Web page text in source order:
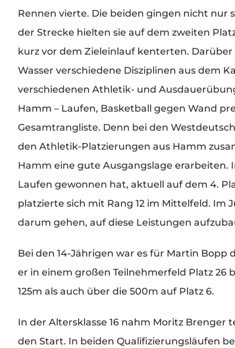
Rennen vierte. Die beiden gingen nicht nur
der Strecke hielten sie auf dem zweiten
kurz vor dem Zieleinlauf kenterten.
Wasser verschiedene Disziplinen aus dem
verschiedenen Athletik- und
Hamm – Laufen, Basketball gegen Wand
Gesamtrangliste. Denn bei den
den Athletik-Platzierungen aus Hamm
Hamm eine gute Ausgangslage erarbeiten.
Laufen gewonnen hat, aktuell auf dem 4.
platzierte sich mit Rang 12 im Mittelfeld. Im
darum gehen, auf diese Leistungen
Bei den 14-Jährigen war es für Martin
er in einem großen Teilnehmerfeld Platz 26
125m als auch über die 500m auf Platz 6.
In der Altersklasse 16 nahm Moritz
den Start. In beiden Qualifizierungsläufen